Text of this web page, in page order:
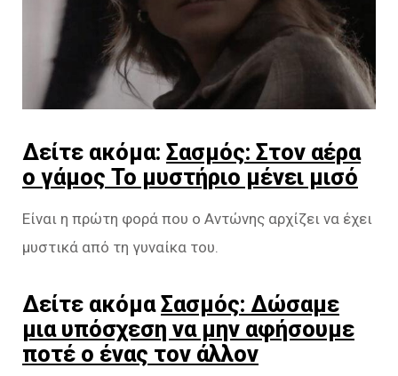
Δείτε ακόμα: Σασμός: Στον αέρα
ο γάμος Το μυστήριο μένει μισό
Είναι η πρώτη φορά που ο Αντώνης αρχίζει να έχει
μυστικά από τη γυναίκα του.
Δείτε ακόμαΣασμός: Δώσαμε
μια υπόσχεση να μην αφήσουμε
ποτέ ο ένας τον άλλον